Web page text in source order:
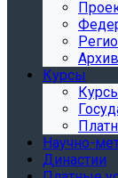
Курсы
Научно-
Династии